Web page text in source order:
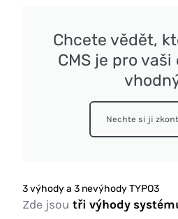
Chcete vědět,
CMS je pro
Nechte si ji
3 výhody a 3 nevýhody TYPO3
Zde jsoutři výhody